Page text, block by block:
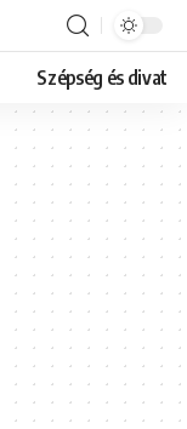
Szépség és divat